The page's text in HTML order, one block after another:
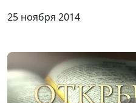
25 ноября 2014
Практическое благочестие
Семейное счастье